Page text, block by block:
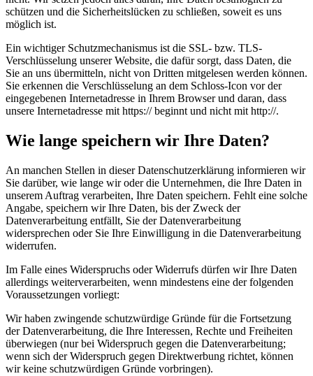
schützen und die Sicherheitslücken zu schließen, soweit es uns
möglich ist.
Ein wichtiger Schutzmechanismus ist die SSL- bzw. TLS-
Verschlüsselung unserer Website, die dafür sorgt, dass Daten, die
Sie an uns übermitteln, nicht von Dritten mitgelesen werden können.
Sie erkennen die Verschlüsselung an dem Schloss-Icon vor der
eingegebenen Internetadresse in Ihrem Browser und daran, dass
unsere Internetadresse mit https:// beginnt und nicht mit http://.
Wie lange speichern wir Ihre Daten?
An manchen Stellen in dieser Datenschutzerklärung informieren wir
Sie darüber, wie lange wir oder die Unternehmen, die Ihre Daten in
unserem Auftrag verarbeiten, Ihre Daten speichern. Fehlt eine solche
Angabe, speichern wir Ihre Daten, bis der Zweck der
Datenverarbeitung entfällt, Sie der Datenverarbeitung
widersprechen oder Sie Ihre Einwilligung in die Datenverarbeitung
widerrufen.
Im Falle eines Widerspruchs oder Widerrufs dürfen wir Ihre Daten
allerdings weiterverarbeiten, wenn mindestens eine der folgenden
Voraussetzungen vorliegt:
Wir haben zwingende schutzwürdige Gründe für die Fortsetzung
der Datenverarbeitung, die Ihre Interessen, Rechte und Freiheiten
überwiegen (nur bei Widerspruch gegen die Datenverarbeitung;
wenn sich der Widerspruch gegen Direktwerbung richtet, können
wir keine schutzwürdigen Gründe vorbringen).